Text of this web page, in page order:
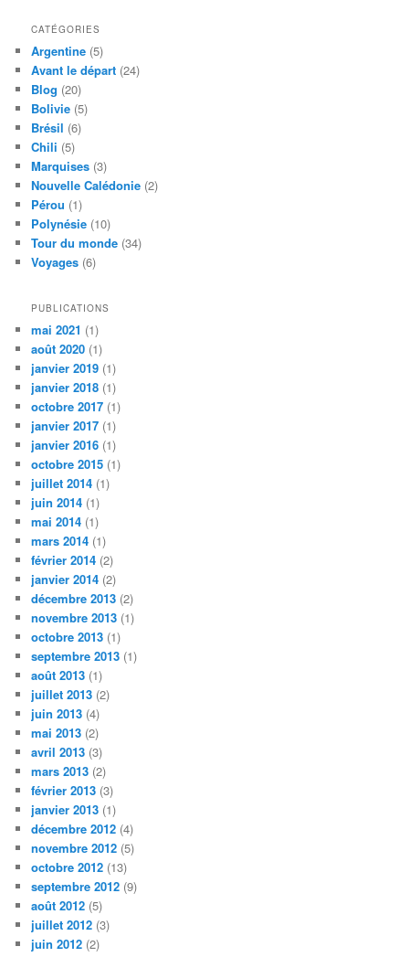
CATÉGORIES
Argentine (5)
Avant le départ (24)
Blog (20)
Bolivie (5)
Brésil (6)
Chili (5)
Marquises (3)
Nouvelle Calédonie (2)
Pérou (1)
Polynésie (10)
Tour du monde (34)
Voyages (6)
PUBLICATIONS
mai 2021 (1)
août 2020 (1)
janvier 2019 (1)
janvier 2018 (1)
octobre 2017 (1)
janvier 2017 (1)
janvier 2016 (1)
octobre 2015 (1)
juillet 2014 (1)
juin 2014 (1)
mai 2014 (1)
mars 2014 (1)
février 2014 (2)
janvier 2014 (2)
décembre 2013 (2)
novembre 2013 (1)
octobre 2013 (1)
septembre 2013 (1)
août 2013 (1)
juillet 2013 (2)
juin 2013 (4)
mai 2013 (2)
avril 2013 (3)
mars 2013 (2)
février 2013 (3)
janvier 2013 (1)
décembre 2012 (4)
novembre 2012 (5)
octobre 2012 (13)
septembre 2012 (9)
août 2012 (5)
juillet 2012 (3)
juin 2012 (2)